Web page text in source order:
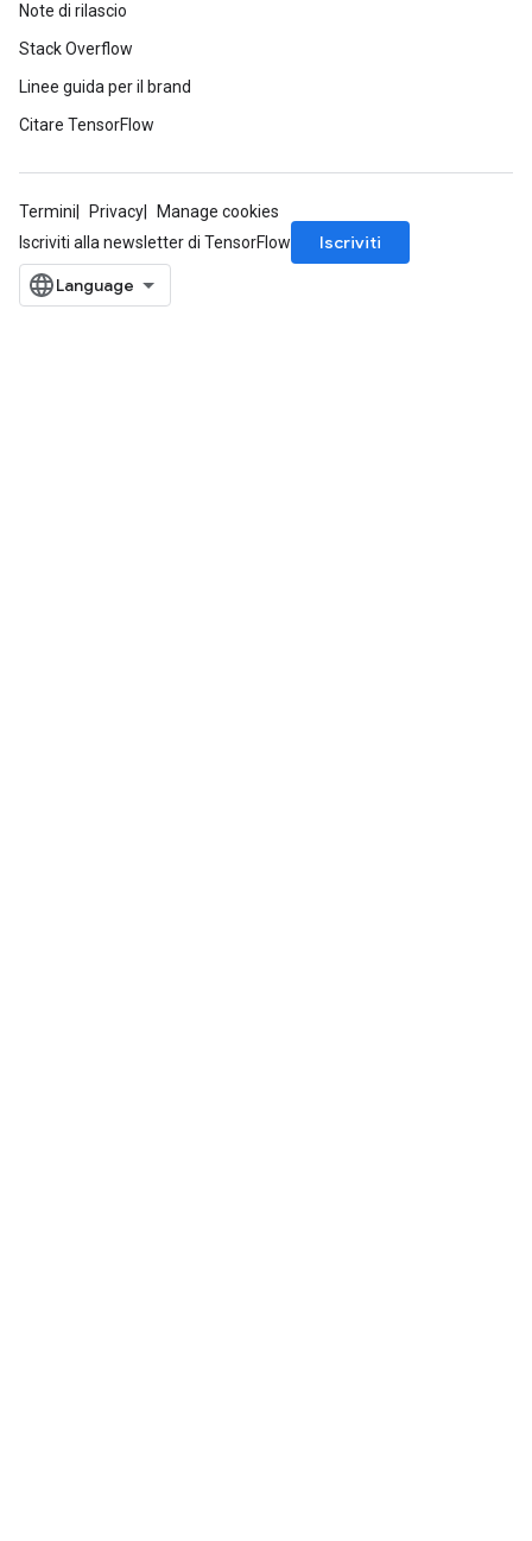
Note di rilascio
Stack Overflow
Linee guida per il brand
Citare TensorFlow
Termini Privacy
Manage cookies
Iscriviti alla newsletter di TensorFlow
Iscriviti